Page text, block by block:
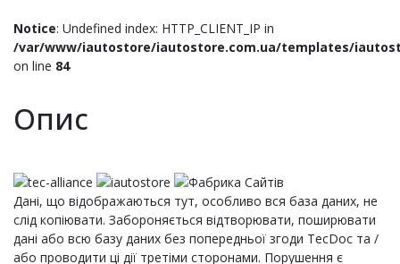
Notice: Undefined index: HTTP_CLIENT_IP in
/var/www/iautostore/iautostore.com.ua/templates/
on line 84
Опис
Дані, що відображаються тут, особливо вся база даних, не
слід копіювати. Забороняється відтворювати, поширювати
дані або всю базу даних без попередньої згоди TecDoc та /
або проводити ці дії третіми сторонами. Порушення є